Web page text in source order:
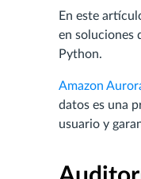
En este
en soluciones
Python.
Amazon
datos es una
usuario y